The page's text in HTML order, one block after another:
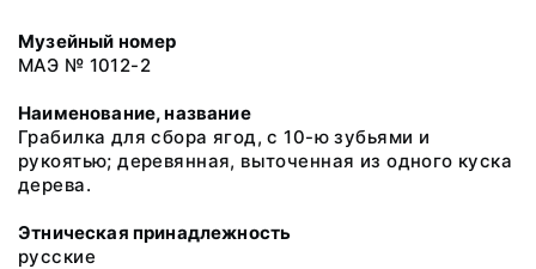
Музейный номер
МАЭ № 1012-2
Наименование, название
Грабилка для сбора ягод, с 10-ю зубьями и
рукоятью; деревянная, выточенная из одного куска
дерева.
Этническая принадлежность
русские